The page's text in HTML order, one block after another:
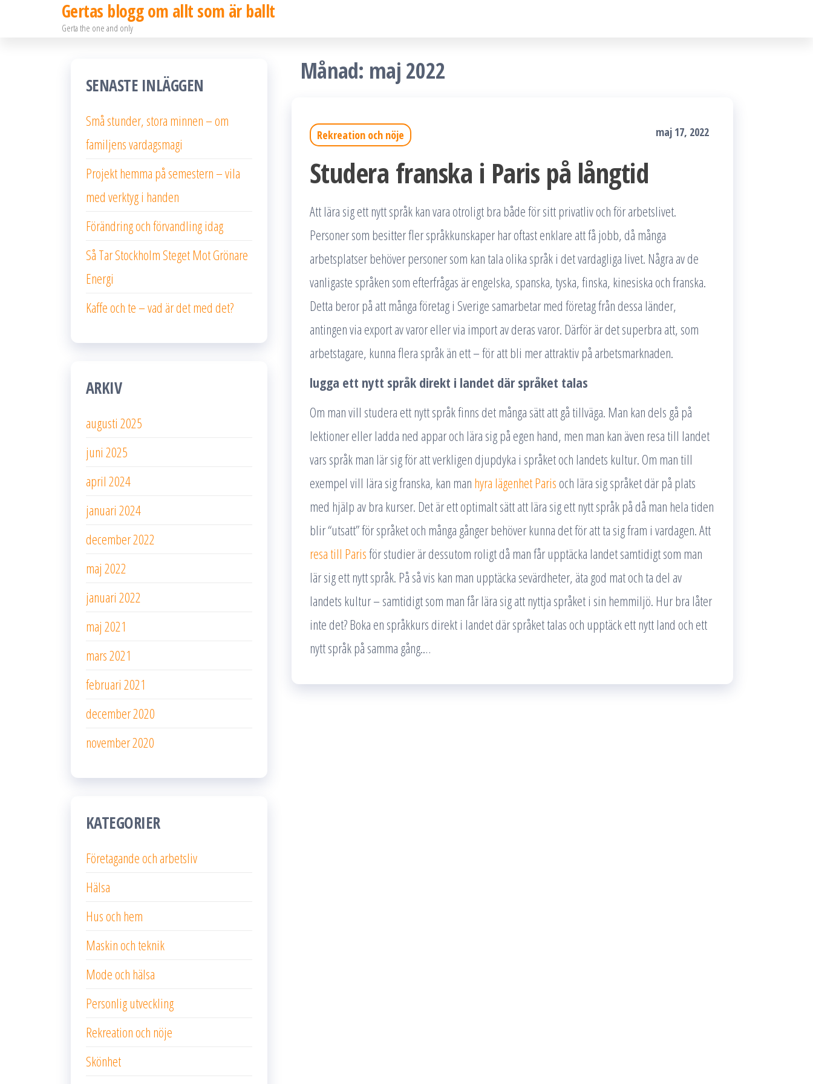
Gertas blogg om allt som är ballt
Gerta the one and only
Månad: maj 2022
Rekreation och nöje maj 17, 2022
Studera franska i Paris på långtid
Att lära sig ett nytt språk kan vara otroligt bra både för sitt privatliv och för arbetslivet.
Personer som besitter fler språkkunskaper har oftast enklare att få jobb, då många
arbetsplatser behöver personer som kan tala olika språk i det vardagliga livet. Några av de
vanligaste språken som efterfrågas är engelska, spanska, tyska, finska, kinesiska och franska.
Detta beror på att många företag i Sverige samarbetar med företag från dessa länder,
antingen via export av varor eller via import av deras varor. Därför är det superbra att, som
arbetstagare, kunna flera språk än ett – för att bli mer attraktiv på arbetsmarknaden.
lugga ett nytt språk direkt i landet där språket talas
Om man vill studera ett nytt språk finns det många sätt att gå tillväga. Man kan dels gå på
lektioner eller ladda ned appar och lära sig på egen hand, men man kan även resa till landet
vars språk man lär sig för att verkligen djupdyka i språket och landets kultur. Om man till
exempel vill lära sig franska, kan man hyra lägenhet Paris och lära sig språket där på plats
med hjälp av bra kurser. Det är ett optimalt sätt att lära sig ett nytt språk på då man hela tiden
blir “utsatt” för språket och många gånger behöver kunna det för att ta sig fram i vardagen. Att
resa till Parisför studier är dessutom roligt då man får upptäcka landet samtidigt som man
lär sig ett nytt språk. På så vis kan man upptäcka sevärdheter, äta god mat och ta del av
landets kultur – samtidigt som man får lära sig att nyttja språket i sin hemmiljö. Hur bra låter
inte det? Boka en språkkurs direkt i landet där språket talas och upptäck ett nytt land och ett
nytt språk på samma gång.…
SENASTE INLÄGGEN
Små stunder, stora minnen – om
familjens vardagsmagi
Projekt hemma på semestern – vila
med verktyg i handen
Förändring och förvandling idag
Så Tar Stockholm Steget Mot Grönare
Energi
Kaffe och te – vad är det med det?
ARKIV
augusti 2025
juni 2025
april 2024
januari 2024
december 2022
maj 2022
januari 2022
maj 2021
mars 2021
februari 2021
december 2020
november 2020
KATEGORIER
Företagande och arbetsliv
Hälsa
Hus och hem
Maskin och teknik
Mode och hälsa
Personlig utveckling
Rekreation och nöje
Skönhet